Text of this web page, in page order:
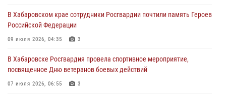
В Хабаровском крае сотрудники Росгвардии почтили память Героев
Российской Федерации
09 июля 2026, 04:35 3
В Хабаровске Росгвардия провела спортивное мероприятие,
посвященное Дню ветеранов боевых действий
07 июля 2026, 06:55 3